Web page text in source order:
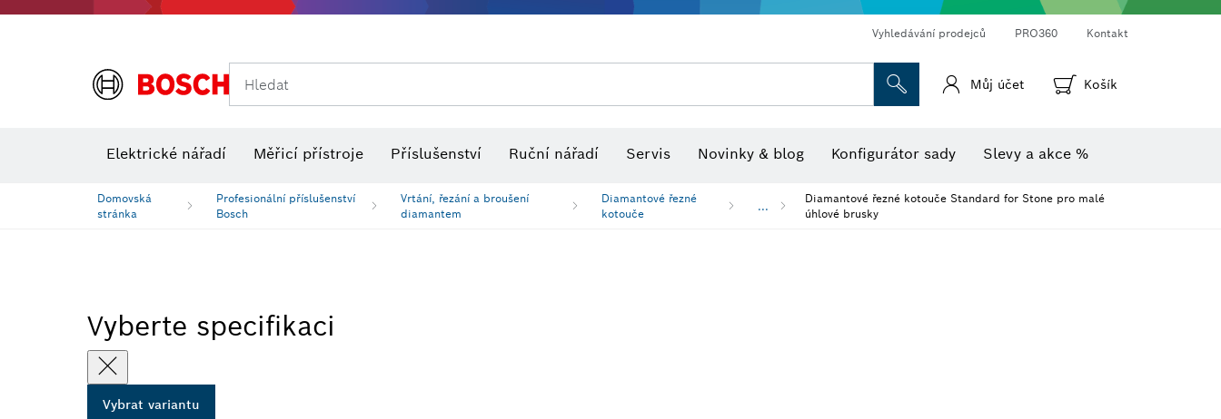
Vyhledávání prodejců PRO360 Kontakt
Hledat Můj účet Košík
Elektrické nářadí Měřicí přístroje Příslušenství Ruční nářadí Servis Novinky & blog Konfigurátor sady Slevy a akce %
Domovská
stránka
Profesionální příslušenství
Bosch
Vrtání, řezání a broušení
diamantem
Diamantové řezné
kotouče
...
Diamantové řezné kotouče Standard for Stone pro malé
úhlové brusky
Vyberte specifikaci
Vybrat variantu